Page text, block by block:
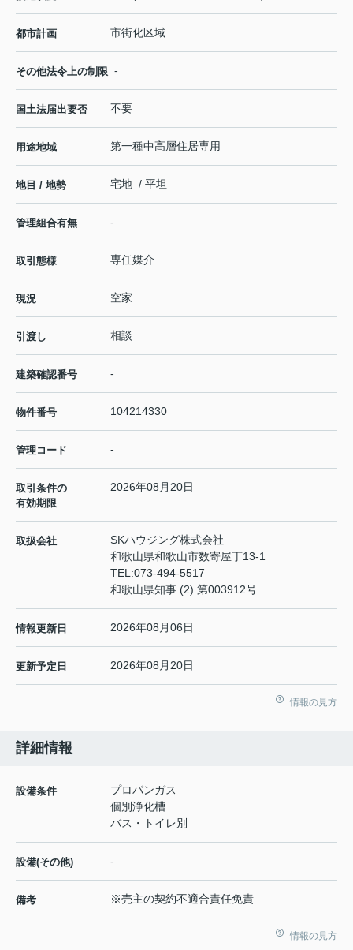
都市計画 市街化区域
その他法令上の制限 -
国土法届出要否 不要
用途地域 第一種中高層住居専用
地目 / 地勢 宅地 / 平坦
管理組合有無 -
取引態様 専任媒介
現況 空家
引渡し 相談
建築確認番号 -
物件番号 104214330
管理コード -
取引条件の
有効期限
2026年08月20日
取扱会社
SKハウジング株式会社
和歌山県和歌山市数寄屋丁13-1
TEL:073-494-5517
和歌山県知事 (2) 第003912号
情報更新日 2026年08月06日
更新予定日 2026年08月20日
情報の見方
詳細情報
設備条件
プロパンガス
個別浄化槽
バス・トイレ別
設備(その他) -
備考 ※売主の契約不適合責任免責
情報の見方